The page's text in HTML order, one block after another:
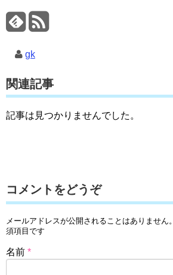
gk
関連記事
記事は見つかりませんでした。
コメントをどうぞ
メールアドレスが公開されることはありません。
須項目です
名前 *